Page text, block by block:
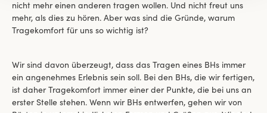
nicht mehr einen anderen tragen wollen. Und nicht freut uns
mehr, als dies zu hören. Aber was sind die Gründe, warum
Tragekomfort für uns so wichtig ist?
Wir sind davon überzeugt, dass das Tragen eines BHs immer
ein angenehmes Erlebnis sein soll. Bei den BHs, die wir fertigen,
ist daher Tragekomfort immer einer der Punkte, die bei uns an
erster Stelle stehen. Wenn wir BHs entwerfen, gehen wir von